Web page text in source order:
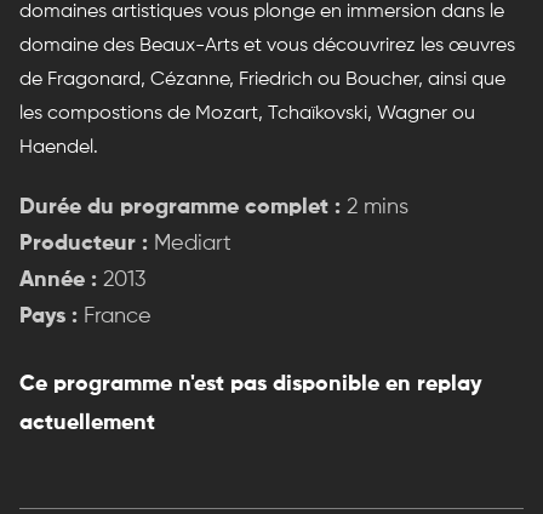
domaines artistiques vous plonge en immersion dans le
domaine des Beaux-Arts et vous découvrirez les œuvres
de Fragonard, Cézanne, Friedrich ou Boucher, ainsi que
les compostions de Mozart, Tchaïkovski, Wagner ou
Haendel.
Durée du programme complet : 2 mins
Producteur : Mediart
Année : 2013
Pays : France
Ce programme n'est pas disponible en replay
actuellement